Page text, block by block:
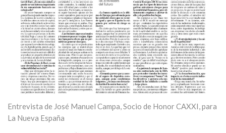
Entrevista de José Manuel Campa, Socio de Honor CAXXI, para
La Nueva España